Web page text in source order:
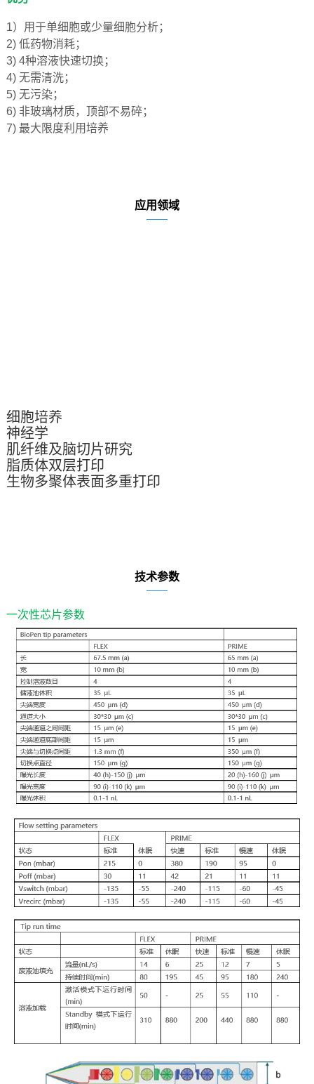
1）用于单细胞或少量细胞分析；
2) 低药物消耗；
3) 4种溶液快速切换；
4) 无需清洗；
5) 无污染；
6) 非玻璃材质，顶部不易碎；
7) 最大限度利用培养
应用领域
细胞培养
神经学
肌纤维及脑切片研究
脂质体双层打印
生物多聚体表面多重打印
技术参数
一次性芯片参数